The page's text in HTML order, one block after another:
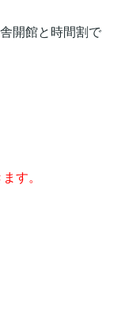
開館と時間割で
す。